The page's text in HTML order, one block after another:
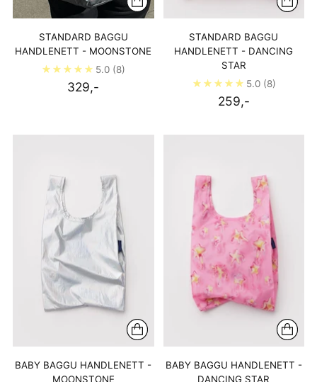
STANDARD BAGGU
HANDLENETT - MOONSTONE
5.0 (8)
329,-
STANDARD BAGGU
HANDLENETT - DANCING
STAR
5.0 (8)
259,-
BABY BAGGU HANDLENETT -
MOONSTONE
BABY BAGGU HANDLENETT -
DANCING STAR